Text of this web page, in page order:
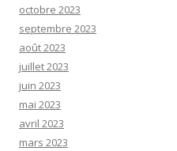
octobre 2023
septembre 2023
août 2023
juillet 2023
juin 2023
mai 2023
avril 2023
mars 2023